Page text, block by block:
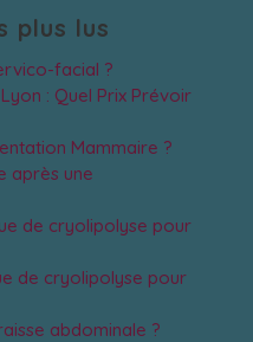
plus lus
facial ?
: Quel Prix Prévoir
Mammaire ?
après une
de cryolipolyse pour
de cryolipolyse pour
abdominale ?